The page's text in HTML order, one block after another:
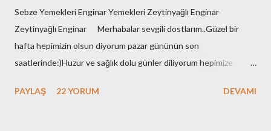
Sebze Yemekleri Enginar Yemekleri Zeytinyağlı Enginar
Zeytinyağlı Enginar Merhabalar sevgili dostlarım..Güzel bir
hafta hepimizin olsun diyorum pazar gününün son
saatlerinde:)Huzur ve sağlık dolu günler diliyorum hepimize
gibi..Git gide kutuplaşıyoruz..Bu bir sınav..Sonucunda kazananın
PAYLAŞ 22 YORUM DEVAMI